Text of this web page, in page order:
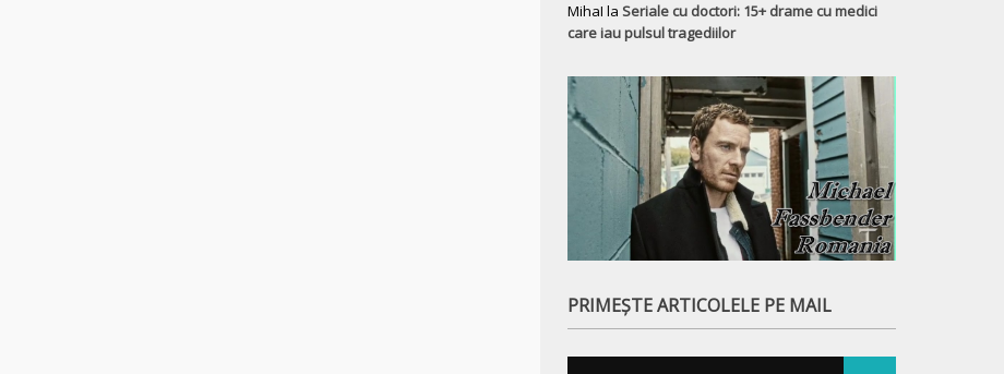
MihaI la Seriale cu doctori: 15+ drame cu medici
care iau pulsul tragediilor
PRIMEȘTE ARTICOLELE PE MAIL